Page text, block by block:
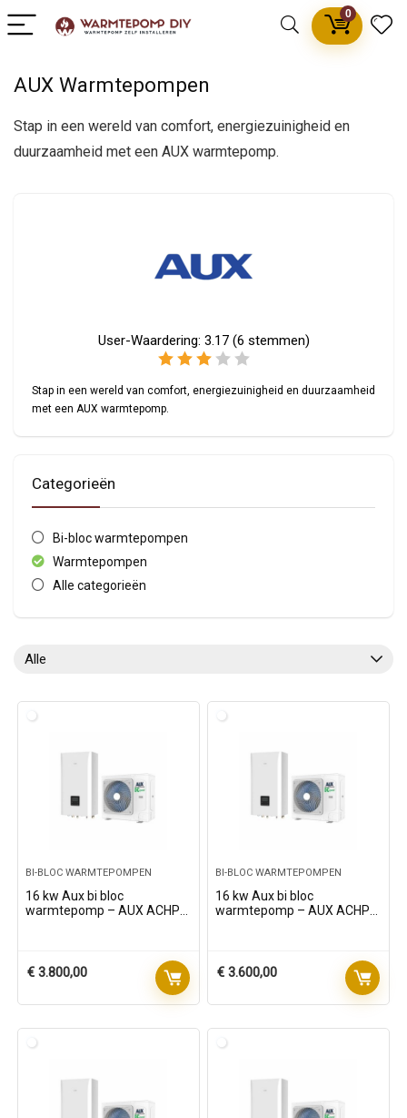
0
AUX Warmtepompen
Stap in een wereld van comfort, energiezuinigheid en
duurzaamheid met een AUX warmtepomp.
User-Waardering: 3.17 (6 stemmen)
Stap in een wereld van comfort, energiezuinigheid en duurzaamheid
met een AUX warmtepomp.
Categorieën
Bi-bloc warmtepompen
Warmtepompen
Alle categorieën
Alle
BI-BLOC WARMTEPOMPEN
16 kw Aux bi bloc
warmtepomp – AUX ACHP-
€ 3.800,00
BI-BLOC WARMTEPOMPEN
16 kw Aux bi bloc
warmtepomp – AUX ACHP-
€ 3.600,00